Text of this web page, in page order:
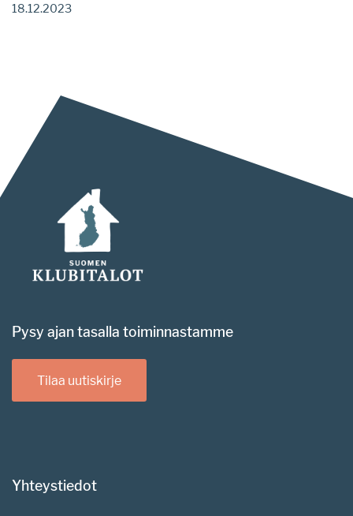
18.12.2023
Pysy ajan tasalla toiminnastamme
Tilaa uutiskirje
Yhteystiedot